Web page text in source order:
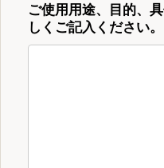
ご使用用途、目的、
しくご記入ください。